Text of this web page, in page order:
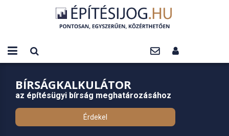
BÍRSÁGKALKULÁTOR
az építésügyi bírság meghatározásához
Érdekel